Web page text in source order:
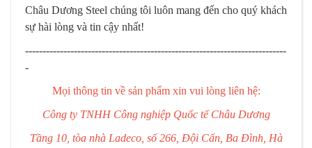
Châu Dương Steel chúng tôi luôn mang đến cho quý khách
sự hài lòng và tin cậy nhất!
---------------------------------------------------------------------------
-
Mọi thông tin về sản phẩm xin vui lòng liên hệ:
Công ty TNHH Công nghiệp Quốc tế Châu Dương
Tầng 10, tòa nhà Ladeco, số 266, Đội Cấn, Ba Đình, Hà